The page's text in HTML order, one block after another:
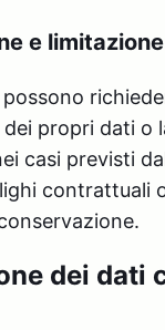
e limitazione
propri dati o
casi previsti
contrattuali
dei dati